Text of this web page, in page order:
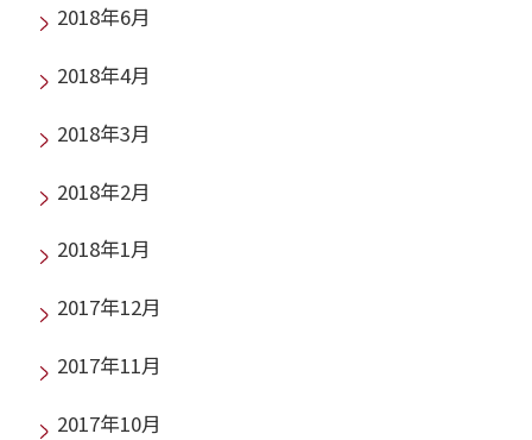
2018年6月
2018年4月
2018年3月
2018年2月
2018年1月
2017年12月
2017年11月
2017年10月